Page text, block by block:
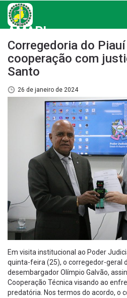
AMAPI
Corregedoria do
cooperação com
Santo
26 de janeiro de 2024
Em visita institucional ao Poder
quinta-feira (25), o corregedor-geral
desembargador Olímpio Galvão,
Cooperação Técnica visando ao
predatória. Nos termos do acordo, o